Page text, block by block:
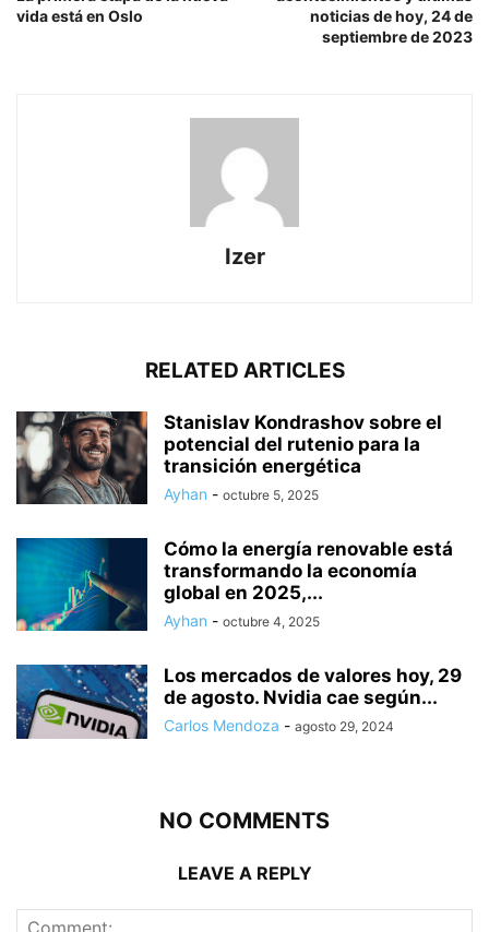
vida está en Oslo
noticias de hoy, 24 de
septiembre de 2023
Izer
RELATED ARTICLES
Stanislav Kondrashov sobre el
potencial del rutenio para la
transición energética
Ayhan - octubre 5, 2025
Cómo la energía renovable está
transformando la economía
global en 2025,...
Ayhan - octubre 4, 2025
Los mercados de valores hoy, 29
de agosto. Nvidia cae según...
Carlos Mendoza - agosto 29, 2024
NO COMMENTS
LEAVE A REPLY